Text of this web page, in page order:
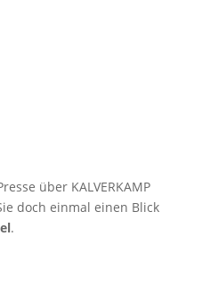
über KALVERKAMP
doch einmal einen Blick
.